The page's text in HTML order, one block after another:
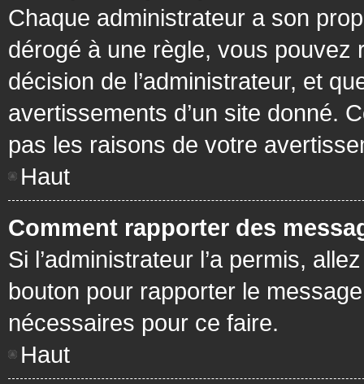
Chaque administrateur a son
dérogé à une règle, vous pouvez
décision de l’administrateur, et
avertissements d’un site donné.
pas les raisons de votre
Haut
Comment rapporter des
Si l’administrateur l’a permis,
bouton pour rapporter le
nécessaires pour ce faire.
Haut